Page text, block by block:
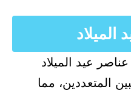
عيد الميلاد
المتعددين، مما